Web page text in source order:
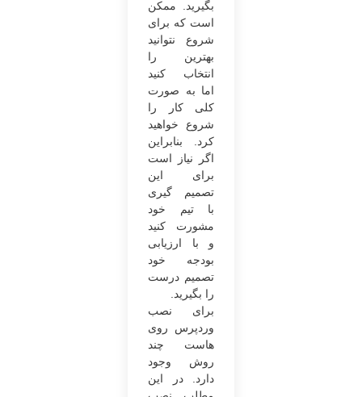
بگیرید. ممکن
است که برای
شروع نتوانید
بهترین را
انتخاب کنید
اما به صورت
کلی کار را
شروع خواهید
کرد. بنابراین
اگر نیاز است
برای این
تصمیم گیری
با تیم خود
مشورت کنید
و با ارزیابی
بودجه خود
تصمیم درست
را بگیرید.
برای نصب
وردپرس روی
هاست چند
روش وجود
دارد. در این